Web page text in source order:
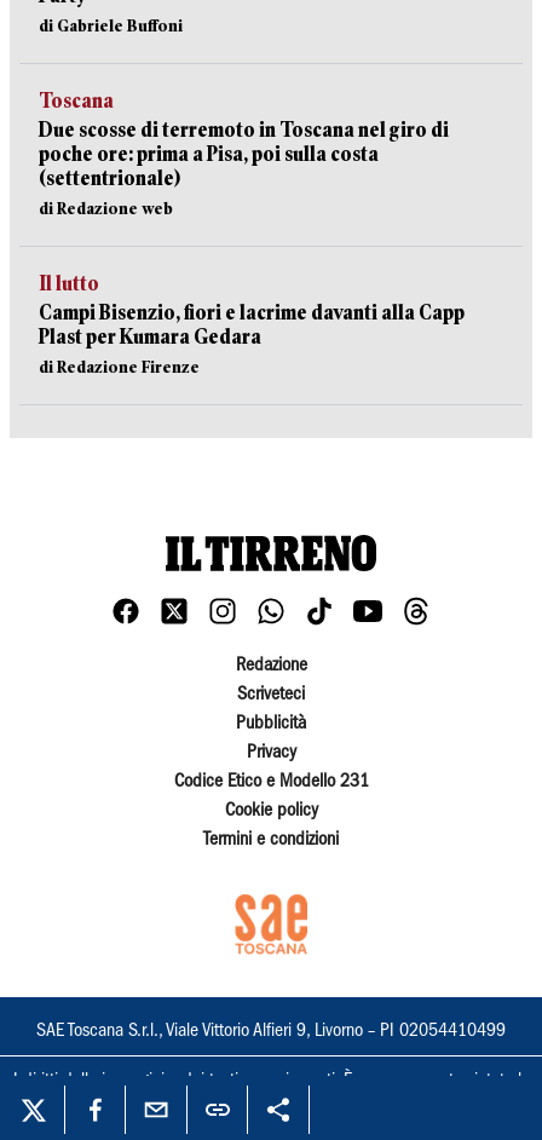
di Gabriele Buffoni
Toscana
Due scosse di terremoto in Toscana nel giro di
poche ore: prima a Pisa, poi sulla costa
(settentrionale)
di Redazione web
Il lutto
Campi Bisenzio, fiori e lacrime davanti alla Capp
Plast per Kumara Gedara
di Redazione Firenze
Redazione
Scriveteci
Pubblicità
Privacy
Codice Etico e Modello 231
Cookie policy
Termini e condizioni
SAE Toscana S.r.l., Viale Vittorio Alfieri 9, Livorno – PI 02054410499
I diritti delle immagini e dei testi sono riservati. È espressamente vietata la
loro riproduzione con qualsiasi mezzo e l'adattamento totale o parziale.